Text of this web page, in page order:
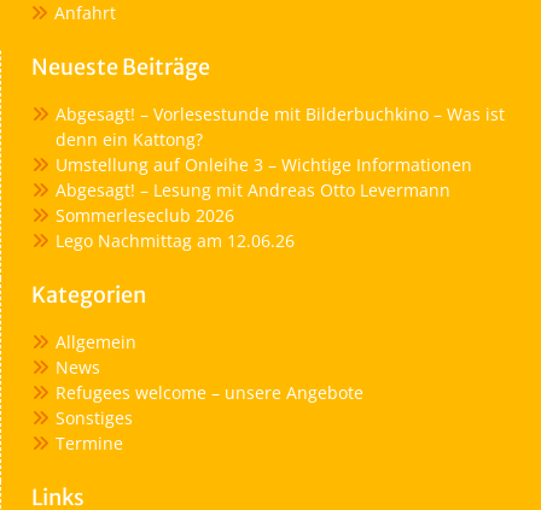
Anfahrt
Neueste Beiträge
Abgesagt! – Vorlesestunde mit Bilderbuchkino – Was ist
denn ein Kattong?
Umstellung auf Onleihe 3 – Wichtige Informationen
Abgesagt! – Lesung mit Andreas Otto Levermann
Sommerleseclub 2026
Lego Nachmittag am 12.06.26
Kategorien
Allgemein
News
Refugees welcome – unsere Angebote
Sonstiges
Termine
Links